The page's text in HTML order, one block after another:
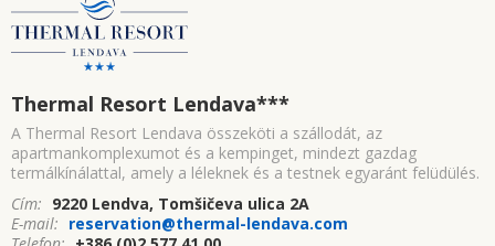
Thermal Resort Lendava***
A Thermal Resort Lendava összeköti a szállodát, az
apartmankomplexumot és a kempinget, mindezt gazdag
termálkínálattal, amely a léleknek és a testnek egyaránt felüdülés.
Cím: 9220 Lendva, Tomšičeva ulica 2A
E-mail: reservation@thermal-lendava.com